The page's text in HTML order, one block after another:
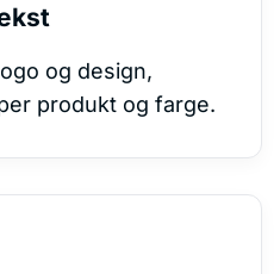
og design,
produkt og farge.